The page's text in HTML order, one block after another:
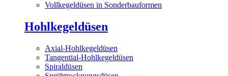
Vollkegeldüsen in Sonderbauformen
Hohlkegeldüsen
Axial-Hohlkegeldüsen
Tangential-Hohlkegeldüsen
Spiraldüsen